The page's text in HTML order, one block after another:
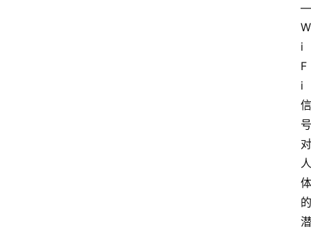
—
W
i
F
i
信
号
对
人
体
的
潜